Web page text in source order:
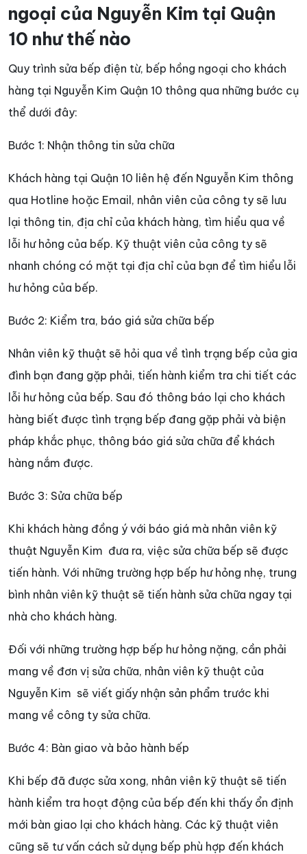
ngoại của Nguyễn Kim tại Quận
10 như thế nào
Quy trình sửa bếp điện từ, bếp hồng ngoại cho khách
hàng tại Nguyễn Kim Quận 10 thông qua những bước cụ
thể dưới đây:
Bước 1: Nhận thông tin sửa chữa
Khách hàng tại Quận 10 liên hệ đến Nguyễn Kim thông
qua Hotline hoặc Email, nhân viên của công ty sẽ lưu
lại thông tin, địa chỉ của khách hàng, tìm hiểu qua về
lỗi hư hỏng của bếp. Kỹ thuật viên của công ty sẽ
nhanh chóng có mặt tại địa chỉ của bạn để tìm hiểu lỗi
hư hỏng của bếp.
Bước 2: Kiểm tra, báo giá sửa chữa bếp
Nhân viên kỹ thuật sẽ hỏi qua về tình trạng bếp của gia
đình bạn đang gặp phải, tiến hành kiểm tra chi tiết các
lỗi hư hỏng của bếp. Sau đó thông báo lại cho khách
hàng biết được tình trạng bếp đang gặp phải và biện
pháp khắc phục, thông báo giá sửa chữa để khách
hàng nắm được.
Bước 3: Sửa chữa bếp
Khi khách hàng đồng ý với báo giá mà nhân viên kỹ
thuật Nguyễn Kim đưa ra, việc sửa chữa bếp sẽ được
tiến hành. Với những trường hợp bếp hư hỏng nhẹ, trung
bình nhân viên kỹ thuật sẽ tiến hành sửa chữa ngay tại
nhà cho khách hàng.
Đối với những trường hợp bếp hư hỏng nặng, cần phải
mang về đơn vị sửa chữa, nhân viên kỹ thuật của
Nguyễn Kim sẽ viết giấy nhận sản phẩm trước khi
mang về công ty sửa chữa.
Bước 4: Bàn giao và bảo hành bếp
Khi bếp đã được sửa xong, nhân viên kỹ thuật sẽ tiến
hành kiểm tra hoạt động của bếp đến khi thấy ổn định
mới bàn giao lại cho khách hàng. Các kỹ thuật viên
cũng sẽ tư vấn cách sử dụng bếp phù hợp đến khách